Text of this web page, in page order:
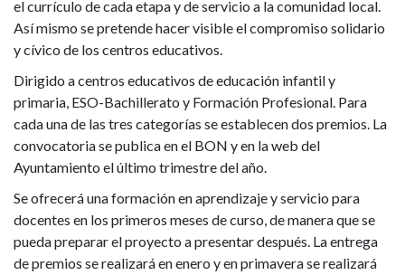
el currículo de cada etapa y de servicio a la comunidad local.
Así mismo se pretende hacer visible el compromiso solidario
y cívico de los centros educativos.
Dirigido a centros educativos de educación infantil y
primaria, ESO-Bachillerato y Formación Profesional. Para
cada una de las tres categorías se establecen dos premios. La
convocatoria se publica en el BON y en la web del
Ayuntamiento el último trimestre del año.
Se ofrecerá una formación en aprendizaje y servicio para
docentes en los primeros meses de curso, de manera que se
pueda preparar el proyecto a presentar después. La entrega
de premios se realizará en enero y en primavera se realizará